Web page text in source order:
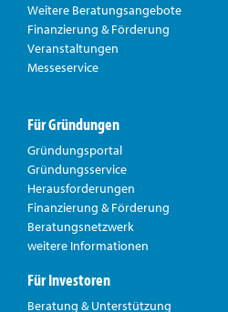
Weitere Beratungsangebote
Finanzierung & Förderung
Veranstaltungen
Messeservice
Für Gründungen
Gründungsportal
Gründungsservice
Herausforderungen
Finanzierung & Förderung
Beratungsnetzwerk
weitere Informationen
Für Investoren
Beratung & Unterstützung